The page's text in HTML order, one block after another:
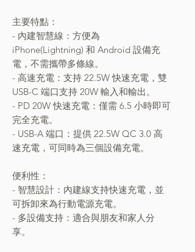
主要特點：
- 內建智慧線：方便為
iPhone(Lightning) 和 Android 設備充
電，不需攜帶多條線。
- 高速充電：支持 22.5W 快速充電，雙
USB-C 端口支持 20W 輸入和輸出。
- PD 20W 快速充電：僅需 6.5 小時即可
完全充電。
- USB-A 端口：提供 22.5W QC 3.0 高
速充電，可同時為三個設備充電。
便利性：
- 智慧設計：內建線支持快速充電，並
可拆卸來為行動電源充電。
- 多設備支持：適合與朋友和家人分
享。